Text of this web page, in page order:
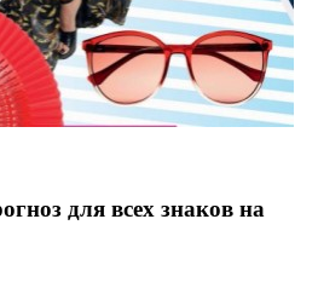
для всех знаков на